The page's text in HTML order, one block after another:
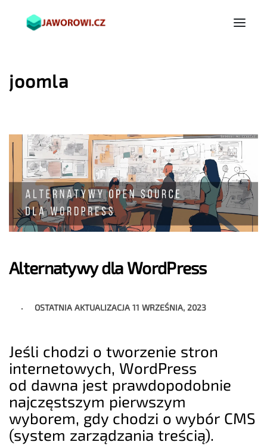
joomla
Alternatywy dla WordPress
OSTATNIA AKTUALIZACJA11 WRZEŚNIA, 2023
Jeśli chodzi o tworzenie stron
internetowych, WordPress
od dawna jest prawdopodobnie
najczęstszym pierwszym
wyborem, gdy chodzi o wybór CMS
(system zarządzania treścią).